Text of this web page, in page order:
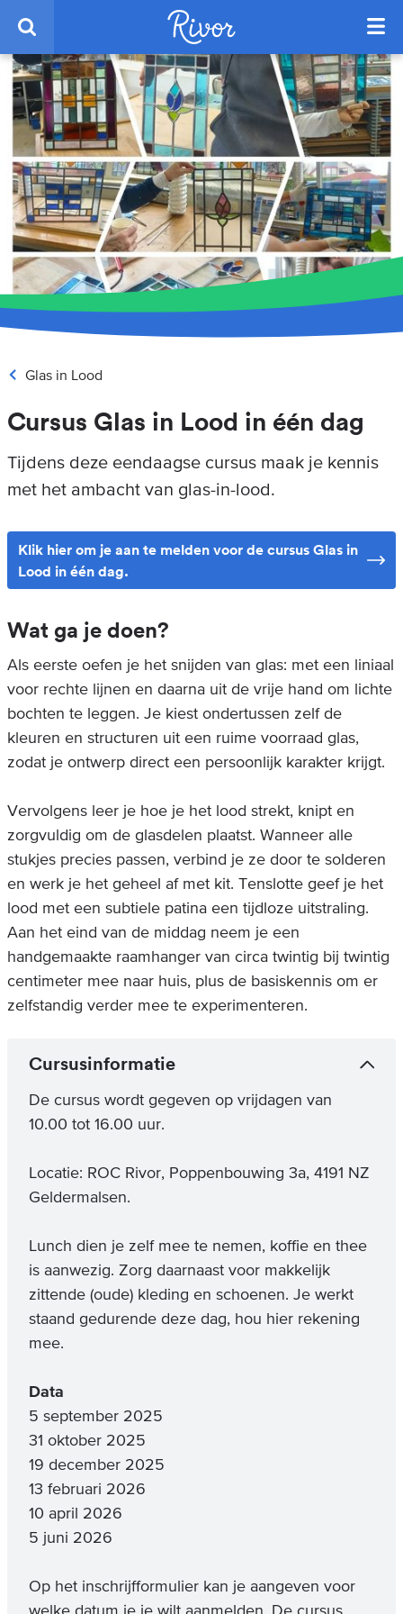
Glas in Lood
Cursus Glas in Lood in één dag
Tijdens deze eendaagse cursus maak je kennis
met het ambacht van glas-in-lood.
Klik hier om je aan te melden voor de cursus Glas in
Lood in één dag.
Wat ga je doen?
Als eerste oefen je het snijden van glas: met een liniaal
voor rechte lijnen en daarna uit de vrije hand om lichte
bochten te leggen. Je kiest ondertussen zelf de
kleuren en structuren uit een ruime voorraad glas,
zodat je ontwerp direct een persoonlijk karakter krijgt.
Vervolgens leer je hoe je het lood strekt, knipt en
zorgvuldig om de glasdelen plaatst. Wanneer alle
stukjes precies passen, verbind je ze door te solderen
en werk je het geheel af met kit. Tenslotte geef je het
lood met een subtiele patina een tijdloze uitstraling.
Aan het eind van de middag neem je een
handgemaakte raamhanger van circa twintig bij twintig
centimeter mee naar huis, plus de basiskennis om er
zelfstandig verder mee te experimenteren.
Cursusinformatie
De cursus wordt gegeven op vrijdagen van
10.00 tot 16.00 uur.
Locatie: ROC Rivor, Poppenbouwing 3a, 4191 NZ
Geldermalsen.
Lunch dien je zelf mee te nemen, koffie en thee
is aanwezig. Zorg daarnaast voor makkelijk
zittende (oude) kleding en schoenen. Je werkt
staand gedurende deze dag, hou hier rekening
mee.
Data
5 september 2025
31 oktober 2025
19 december 2025
13 februari 2026
10 april 2026
5 juni 2026
Op het inschrijfformulier kan je aangeven voor
welke datum je je wilt aanmelden. De cursus